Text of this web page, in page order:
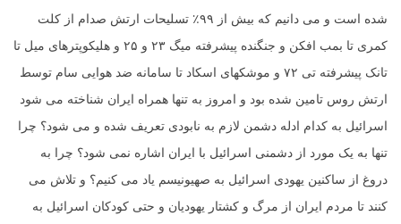
شده است و می دانیم که بیش از ۹۹٪ تسلیحات ارتش صدام از کلت
کمری تا بمب افکن و جنگنده پیشرفته میگ ۲۳ و ۲۵ و هلیکوپترهای میل تا
تانک پیشرفته تی ۷۲ و موشکهای اسکاد تا سامانه ضد هوایی سام توسط
ارتش روس تامین شده بود و امروز به تنها همراه ایران شناخته می شود
اسرائیل به کدام ادله دشمن لازم به نابودی تعریف شده و می شود؟ چرا
تنها به یک مورد از دشمنی اسرائیل با ایران اشاره نمی شود؟ چرا به
دروغ از ساکنین یهودی اسرائیل به صهیونیسم یاد می کنیم؟ و تلاش می
کنند تا مردم ایران از مرگ و کشتار یهودیان و حتی کودکان اسرائیل به